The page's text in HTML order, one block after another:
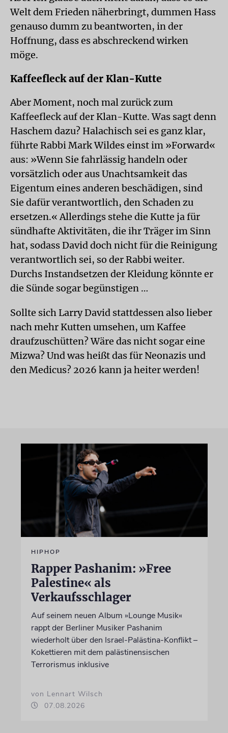
Welt dem Frieden näherbringt, dummen Hass
genauso dumm zu beantworten, in der
Hoffnung, dass es abschreckend wirken
möge.
Kaffeefleck auf der Klan-Kutte
Aber Moment, noch mal zurück zum
Kaffeefleck auf der Klan-Kutte. Was sagt denn
Haschem dazu? Halachisch sei es ganz klar,
führte Rabbi Mark Wildes einst im »Forward«
aus: »Wenn Sie fahrlässig handeln oder
vorsätzlich oder aus Unachtsamkeit das
Eigentum eines anderen beschädigen, sind
Sie dafür verantwortlich, den Schaden zu
ersetzen.« Allerdings stehe die Kutte ja für
sündhafte Aktivitäten, die ihr Träger im Sinn
hat, sodass David doch nicht für die Reinigung
verantwortlich sei, so der Rabbi weiter.
Durchs Instandsetzen der Kleidung könnte er
die Sünde sogar begünstigen …
Sollte sich Larry David stattdessen also lieber
nach mehr Kutten umsehen, um Kaffee
draufzuschütten? Wäre das nicht sogar eine
Mizwa? Und was heißt das für Neonazis und
den Medicus? 2026 kann ja heiter werden!
HIPHOP
Rapper Pashanim: »Free
Palestine« als
Verkaufsschlager
Auf seinem neuen Album »Lounge Musik«
rappt der Berliner Musiker Pashanim
wiederholt über den Israel-Palästina-Konflikt –
Kokettieren mit dem palästinensischen
Terrorismus inklusive
von Lennart Wilsch
07.08.2026